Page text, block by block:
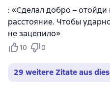
: «Сделал добро – отойди
расстояние. Чтобы
не зацепило»
10 0
29 weitere Zitate aus